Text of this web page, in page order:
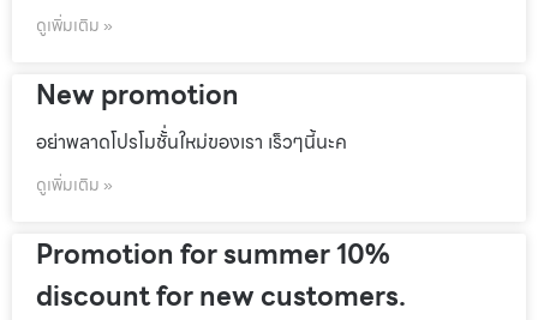
ดูเพิ่มเติม »
New promotion
อย่าพลาดโปรโมชั้่นใหม่ของเรา เร็วๆนี้นะค
ดูเพิ่มเติม »
Promotion for summer 10%
discount for new customers.